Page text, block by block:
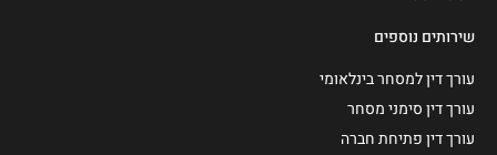
שירותים נוספים
עורך דין למסחר בינלאומי
עורך דין סימני מסחר
עורך דין פתיחת חברה